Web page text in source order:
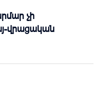
չի
վրացական